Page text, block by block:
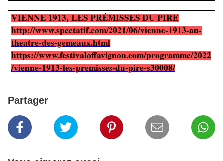
VIENNE 1913, LES PRÉMISSES DU PIRE
http://www.spectatif.com/2021/06/vienne-1913-au-
theatre-des-gemeaux.html
https://www.festivaloffavignon.com/programme/2022
/vienne-1913-les-premisses-du-pire-s30008/
Partager